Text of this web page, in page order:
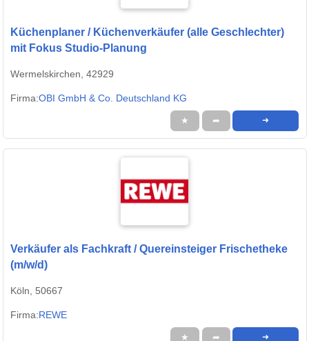
Küchenplaner / Küchenverkäufer (alle Geschlechter)
mit Fokus Studio-Planung
Wermelskirchen, 42929
Firma:OBI GmbH & Co. Deutschland KG
★ ➦ ➜
Verkäufer als Fachkraft / Quereinsteiger Frischetheke
(m/w/d)
Köln, 50667
Firma:REWE
★ ➦ ➜